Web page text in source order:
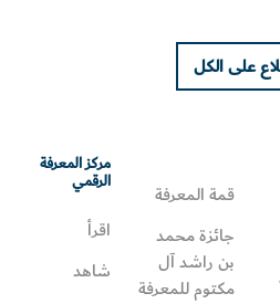
الشعرية ،
بيت الشعر
دبي
على الكل
قمة المعرفة
جائزة محمد
بن راشد آل
مكتوم للمعرفة
مركز المعرفة
الرقمي
اقرأ
شاهد